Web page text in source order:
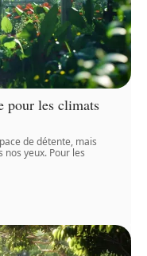
pour les climats
de détente, mais
nos yeux. Pour les